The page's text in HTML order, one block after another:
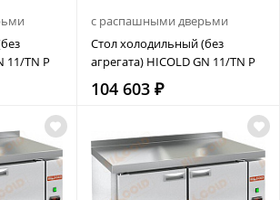
11/TN P
с распашными дверьми
Стол холодильный (без
агрегата) HICOLD GN 11/TN Р
104 603 ₽